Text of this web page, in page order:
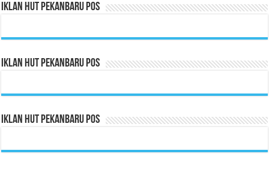
Iklan HUT Pekanbaru Pos
Iklan HUT Pekanbaru Pos
Iklan HUT Pekanbaru Pos